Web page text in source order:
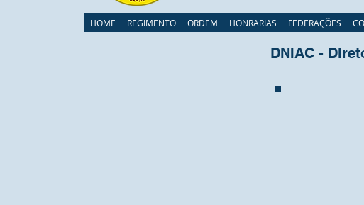
DNIAC -
HOME REGIMENTO ORDEM HONRARIAS FEDERAÇÕES